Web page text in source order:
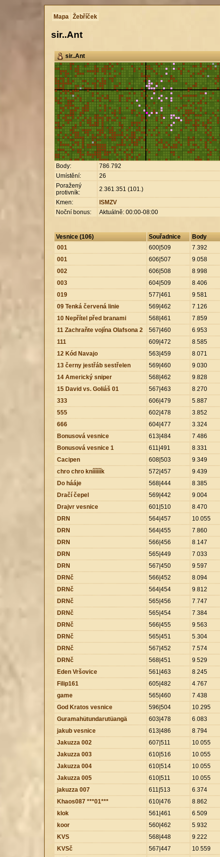
Mapa Žebříček
sir..Ant
sir..Ant
Body: 786.792
Umístění:
26
Poražený
protivník:
2.361.351 (101.)
Kmen:
ISMZV
Noční bonus:
Aktuálně: 00:00-08:00
Vesnice (106) Souřadnice
Body
001
600|509 7.392
001
606|507 9.058
002
606|508 8.998
003
604|509 8.406
019
577|461 9.581
09 Tenká červená linie
569|462 7.126
10 Nepřítel před branami
568|461 7.859
11 Zachraňte vojína Olafsona 2
567|460 6.953
111
609|472 8.585
12 Kód Navajo
563|459 8.071
13 černy jestřáb sestřelen
569|460 9.030
14 Americký sniper
568|462 9.828
15 David vs. Goliáš 01
567|463 8.270
333
606|479 5.887
555
602|478 3.852
666
604|477 3.324
Bonusová vesnice
613|484 7.486
Bonusová vesnice 1
611|491 8.331
Cacipen
608|503 9.349
chro chro kníííííík
572|457 9.439
Do hááje
568|444 8.385
Dračí čepel
569|442 9.004
Drajvr vesnice
601|510 8.470
DRN
564|457 10.055
DRN
564|455 7.860
DRN
566|456 8.147
DRN
565|449 7.033
DRN
567|450 9.597
DRNč
566|452 8.094
DRNč
564|454 9.812
DRNč
565|456 7.747
DRNč
565|454 7.384
DRNč
566|455 9.563
DRNč
565|451 5.304
DRNč
567|452 7.574
DRNč
568|451 9.529
Eden Vršovice
561|463 8.245
Filip161
605|482 4.767
game
565|460 7.438
God Kratos vesnice
596|504 10.295
Guramahütundarutüangä
603|478 6.083
jakub vesnice
613|486 8.794
Jakuzza 002
607|511 10.055
Jakuzza 003
610|516 10.055
Jakuzza 004
610|514 10.055
Jakuzza 005
610|511 10.055
jakuzza 007
611|513 6.374
Khaos087 ***01***
610|476 8.862
klok
561|461 6.509
koor
560|462 5.932
KVS
568|448 9.222
KVSč
567|447 10.559